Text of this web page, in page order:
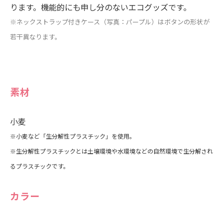
ります。機能的にも申し分のないエコグッズです。
※ネックストラップ付きケース（写真：パープル）はボタンの形状が
若干異なります。
素材
小麦
※小麦など「生分解性プラスチック」を使用。
※生分解性プラスチックとは土壌環境や水環境などの自然環境で生分解され
るプラスチックです。
カラー